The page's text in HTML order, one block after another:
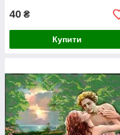
40 ₴
Купити